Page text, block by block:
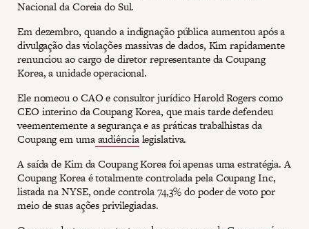
Nacional da Coreia do Sul.
Em dezembro, quando a indignação pública aumentou após a
divulgação das violações massivas de dados, Kim rapidamente
renunciou ao cargo de diretor representante da Coupang
Korea, a unidade operacional.
Ele nomeou o CAO e consultor jurídico Harold Rogers como
CEO interino da Coupang Korea, que mais tarde defendeu
veementemente a segurança e as práticas trabalhistas da
Coupang em umaaudiêncialegislativa.
A saída de Kim da Coupang Korea foi apenas uma estratégia. A
Coupang Korea é totalmente controlada pela Coupang Inc,
listada na NYSE, onde controla 74,3% do poder de voto por
meio de suas ações privilegiadas.